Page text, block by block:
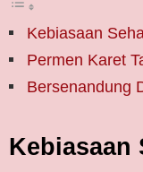
Kebiasaan
Permen Karet
Bersenandung
Kebiasaan